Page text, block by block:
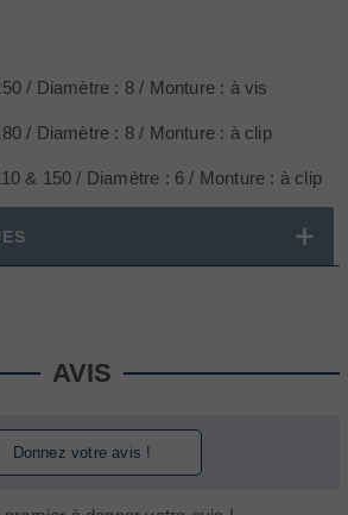
/ Diamètre : 8 / Monture : à vis
/ Diamètre : 8 / Monture : à clip
& 150 / Diamètre : 6 / Monture : à clip
AVIS
Donnez votre avis !